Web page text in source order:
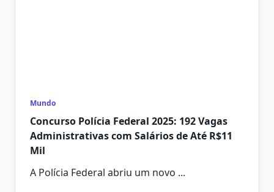
Mundo
Concurso Polícia Federal 2025: 192 Vagas
Administrativas com Salários de Até R$11
Mil
A Polícia Federal abriu um novo ...